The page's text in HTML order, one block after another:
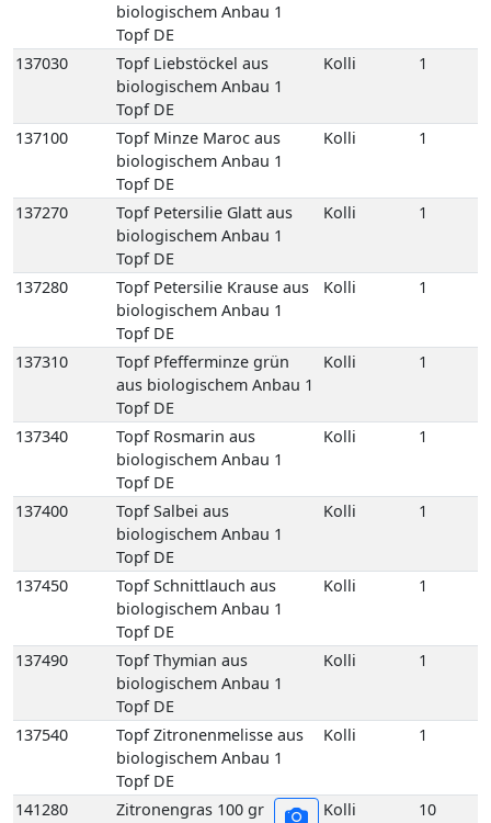
biologischem Anbau 1
Topf DE
137030
Topf Liebstöckel aus
biologischem Anbau 1
Topf DE
Kolli 1
137100
Topf Minze Maroc aus
biologischem Anbau 1
Topf DE
Kolli 1
137270
Topf Petersilie Glatt aus
biologischem Anbau 1
Topf DE
Kolli 1
137280
Topf Petersilie Krause aus
biologischem Anbau 1
Topf DE
Kolli 1
137310
Topf Pfefferminze grün
aus biologischem Anbau 1
Topf DE
Kolli 1
137340
Topf Rosmarin aus
biologischem Anbau 1
Topf DE
Kolli 1
137400
Topf Salbei aus
biologischem Anbau 1
Topf DE
Kolli 1
137450
Topf Schnittlauch aus
biologischem Anbau 1
Topf DE
Kolli 1
137490
Topf Thymian aus
biologischem Anbau 1
Topf DE
Kolli 1
137540
Topf Zitronenmelisse aus
biologischem Anbau 1
Topf DE
Kolli 1
141280
Zitronengras 100 gr
Kolli 10